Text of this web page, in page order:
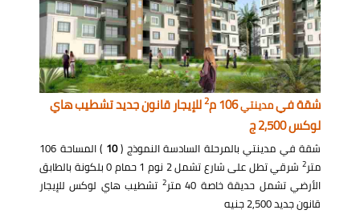
شقة فيمدينتي106 م 2للإيجار قانون جديد تشطيب هاي
لوكس 2,500 ج
شقة في مدينتي بالمرحلة السادسة النموذج (10
) المساحة 106
متر2
شرقي تطل على شارع تشمل 2 نوم 1 حمام 0 بلكونة بالطابق
الأرضي تشمل حديقة خاصة 40 متر
2 تشطيب هاي لوكس للإيجار
قانون جديد 2,500 جنيه